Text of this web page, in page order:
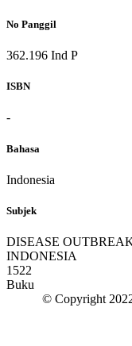
No Panggil
362.196 Ind P
ISBN
-
Bahasa
Indonesia
Subjek
DISEASE
INDONESIA
1522
Buku
© Copyright